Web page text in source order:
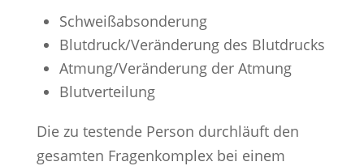
Schweißabsonderung
Blutdruck/Veränderung des Blutdrucks
Atmung/Veränderung der Atmung
Blutverteilung
Die zu testende Person durchläuft den
gesamten Fragenkomplex bei einem